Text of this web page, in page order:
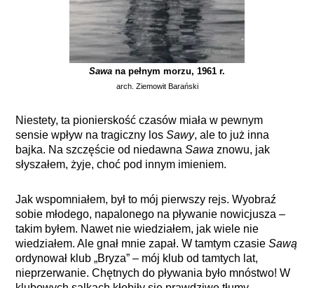
Sawa na pełnym morzu, 1961 r.
arch. Ziemowit Barański
Niestety, ta pionierskość czasów miała w pewnym
sensie wpływ na tragiczny losSawy, ale to już inna
bajka. Na szczęście od niedawnaSawa znowu, jak
słyszałem, żyje, choć pod innym imieniem.
Jak wspomniałem, był to mój pierwszy rejs. Wyobraź
sobie młodego, napalonego na pływanie nowicjusza –
takim byłem. Nawet nie wiedziałem, jak wiele nie
wiedziałem. Ale gnał mnie zapał. W tamtym czasieSawą
ordynował klub „Bryza” – mój klub od tamtych lat,
nieprzerwanie. Chętnych do pływania było mnóstwo! W